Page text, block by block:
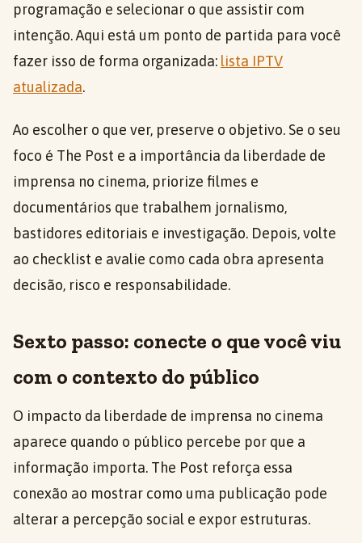
programação e selecionar o que assistir com
intenção. Aqui está um ponto de partida para você
fazer isso de forma organizada: lista IPTV
atualizada.
Ao escolher o que ver, preserve o objetivo. Se o seu
foco é The Post e a importância da liberdade de
imprensa no cinema, priorize filmes e
documentários que trabalhem jornalismo,
bastidores editoriais e investigação. Depois, volte
ao checklist e avalie como cada obra apresenta
decisão, risco e responsabilidade.
Sexto passo: conecte o que você viu
com o contexto do público
O impacto da liberdade de imprensa no cinema
aparece quando o público percebe por que a
informação importa. The Post reforça essa
conexão ao mostrar como uma publicação pode
alterar a percepção social e expor estruturas.